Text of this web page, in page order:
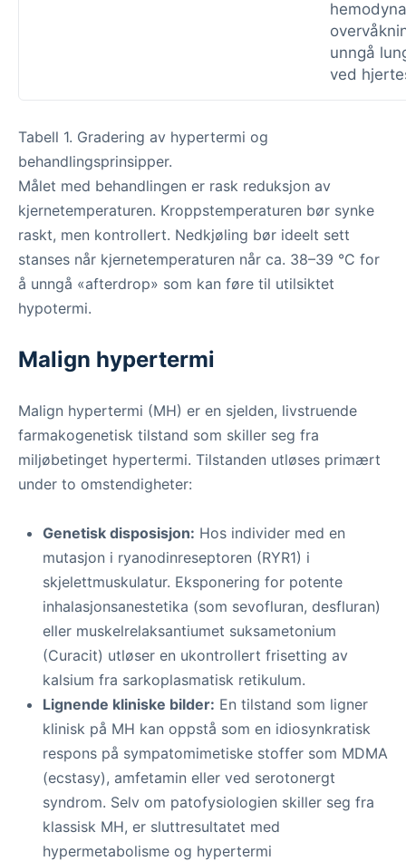
unngå
ved
Tabell 1. Gradering av hypertermi og
behandlingsprinsipper.
Målet med behandlingen er rask reduksjon av
kjernetemperaturen. Kroppstemperaturen bør synke
raskt, men kontrollert. Nedkjøling bør ideelt sett
stanses når kjernetemperaturen når ca. 38–39 °C for
å unngå «afterdrop» som kan føre til utilsiktet
hypotermi.
Malign hypertermi
Malign hypertermi (MH) er en sjelden, livstruende
farmakogenetisk tilstand som skiller seg fra
miljøbetinget hypertermi. Tilstanden utløses primært
under to omstendigheter:
Genetisk disposisjon: Hos individer med en
mutasjon i ryanodinreseptoren (RYR1) i
skjelettmuskulatur. Eksponering for potente
inhalasjonsanestetika (som sevofluran, desfluran)
eller muskelrelaksantiumet suksametonium
(Curacit) utløser en ukontrollert frisetting av
kalsium fra sarkoplasmatisk retikulum.
Lignende kliniske bilder: En tilstand som ligner
klinisk på MH kan oppstå som en idiosynkratisk
respons på sympatomimetiske stoffer som MDMA
(ecstasy), amfetamin eller ved serotonergt
syndrom. Selv om patofysiologien skiller seg fra
klassisk MH, er sluttresultatet med
hypermetabolisme og hypertermi